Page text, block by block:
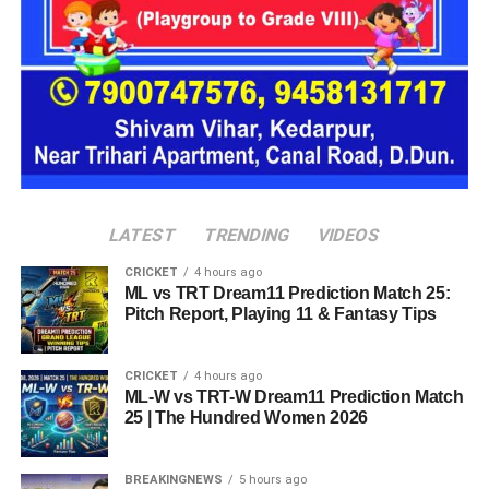
एक परिवार की तर्ज पर लोगों को रखा जाएगा। योजना के मुताबिक, एक
यूनिट में करीब दो महिलाएं, चार बच्चे और एक किशोरी को शामिल किया
जाएगा। इस तरह उन्हें एक परिवार की तरह साथ रहने का अवसर मिलेगा।
हर यूनिट में अलग किचन जैसी सुविधाएं भी होंगी, ताकि वहां रहने वाली
महिलाओं और बच्चों को रोजमर्रा के जीवन में ज्यादा स्वतंत्रता और जिम्मेदारी
का अनुभव हो सके। प्रस्तावित परिसर में कुल 16 घर विकसित किए
जाएंगे, जिनमें करीब 88 लोगों के रहने की व्यवस्था होगी।
LATEST TRENDING VIDEOS
CRICKET 4 hours ago
ML vs TRT Dream11 Prediction Match 25:
Pitch Report, Playing 11 & Fantasy Tips
CRICKET 4 hours ago
ML-W vs TRT-W Dream11 Prediction Match
25 | The Hundred Women 2026
BREAKINGNEWS 5 hours ago